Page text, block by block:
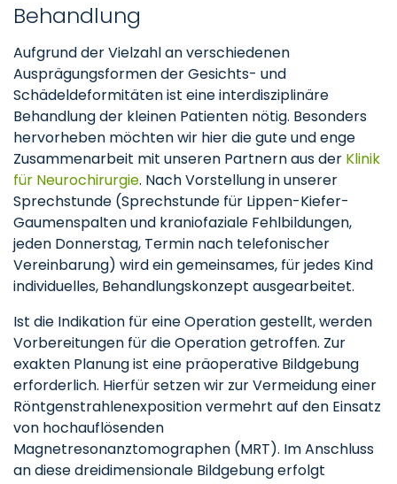
Behandlung
Aufgrund der Vielzahl an verschiedenen
Ausprägungsformen der Gesichts- und
Schädeldeformitäten ist eine interdisziplinäre
Behandlung der kleinen Patienten nötig. Besonders
hervorheben möchten wir hier die gute und enge
Zusammenarbeit mit unseren Partnern aus der Klinik
für Neurochirurgie. Nach Vorstellung in unserer
Sprechstunde (Sprechstunde für Lippen-Kiefer-
Gaumenspalten und kraniofaziale Fehlbildungen,
jeden Donnerstag, Termin nach telefonischer
Vereinbarung) wird ein gemeinsames, für jedes Kind
individuelles, Behandlungskonzept ausgearbeitet.
Ist die Indikation für eine Operation gestellt, werden
Vorbereitungen für die Operation getroffen. Zur
exakten Planung ist eine präoperative Bildgebung
erforderlich. Hierfür setzen wir zur Vermeidung einer
Röntgenstrahlenexposition vermehrt auf den Einsatz
von hochauflösenden
Magnetresonanztomographen (MRT). Im Anschluss
an diese dreidimensionale Bildgebung erfolgt